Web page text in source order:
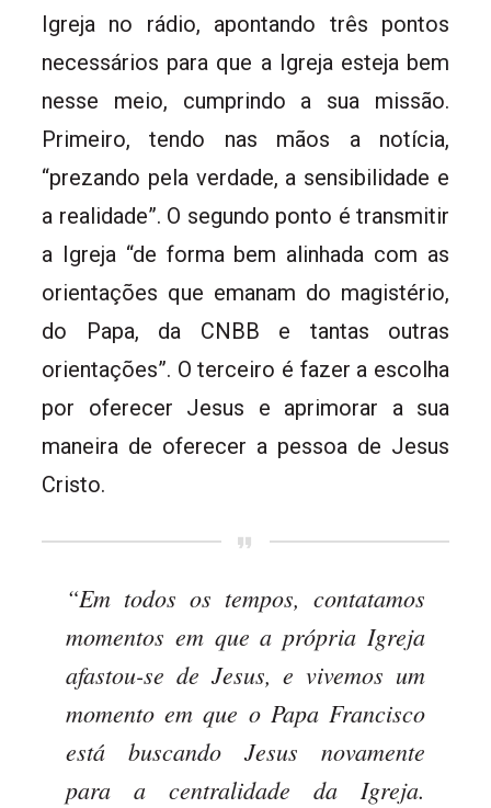
Igreja no rádio, apontando três pontos
necessários para que a Igreja esteja bem
nesse meio, cumprindo a sua missão.
Primeiro, tendo nas mãos a notícia,
“prezando pela verdade, a sensibilidade e
a realidade”. O segundo ponto é transmitir
a Igreja “de forma bem alinhada com as
orientações que emanam do magistério,
do Papa, da CNBB e tantas outras
orientações”. O terceiro é fazer a escolha
por oferecer Jesus e aprimorar a sua
maneira de oferecer a pessoa de Jesus
Cristo.
“Em todos os tempos, contatamos
momentos em que a própria Igreja
afastou-se de Jesus, e vivemos um
momento em que o Papa Francisco
está buscando Jesus novamente
para a centralidade da Igreja.